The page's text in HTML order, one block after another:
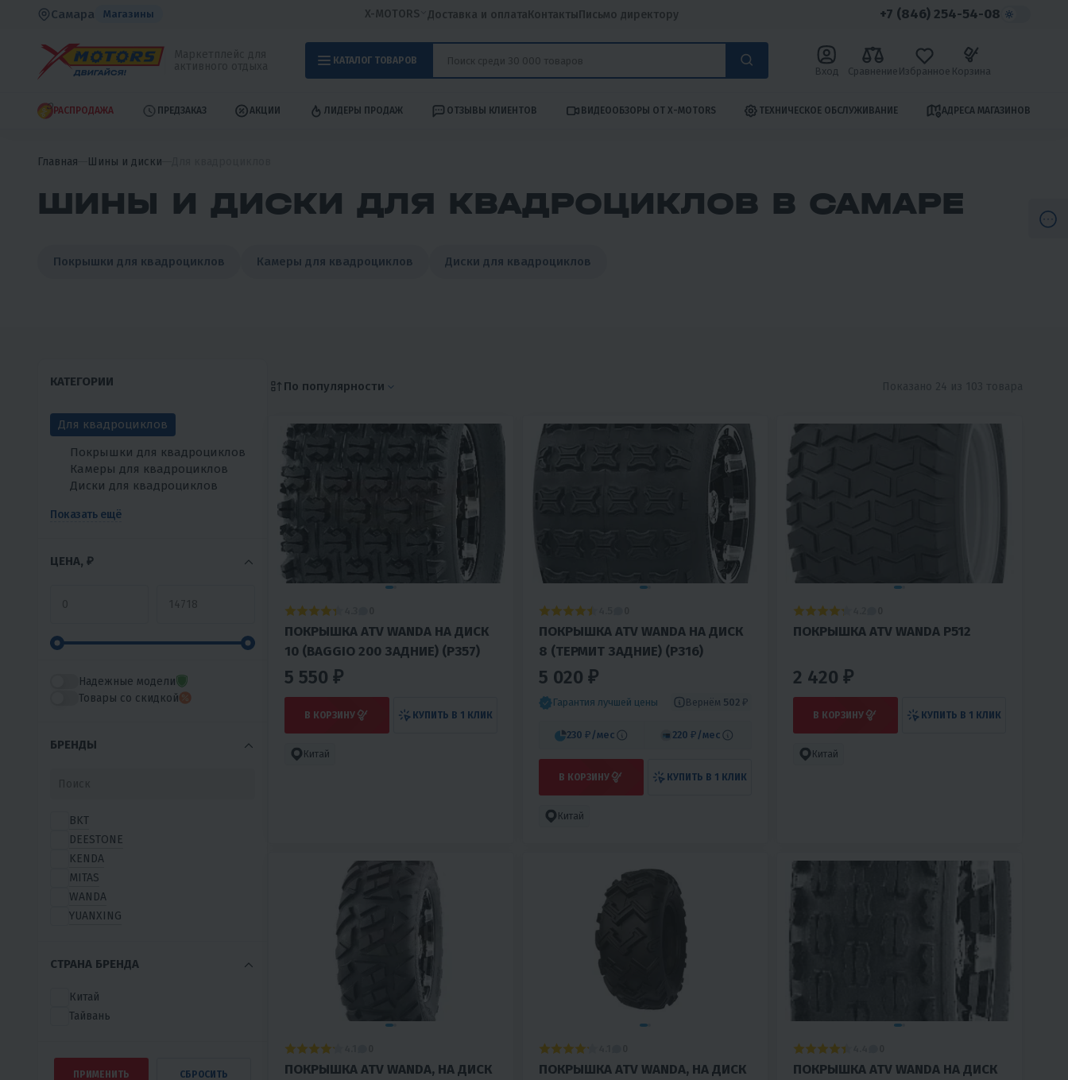
Самара Магазины X-MOTORS Доставка и оплатаКонтактыПисьмо директору +7 (846) 254-54-08
КАТАЛОГ ТОВАРОВ
Вход Сравнение Избранное Корзина
РАСПРОДАЖА ПРЕДЗАКАЗ АКЦИИ ЛИДЕРЫ ПРОДАЖ ОТЗЫВЫ КЛИЕНТОВ ВИДЕООБЗОРЫ ОТ X-MOTORS ТЕХНИЧЕСКОЕ ОБСЛУЖИВАНИЕ АДРЕСА МАГАЗИНОВ
Главная Шины и диски
ШИНЫ И ДИСКИ ДЛЯ КВАДРОЦИКЛОВ В САМАРЕ
Покрышки для квадроциклов Камеры для квадроциклов Диски для квадроциклов
КАТЕГОРИИ
Для квадроциклов
Покрышки для квадроциклов
Камеры для квадроциклов
Диски для квадроциклов
Показать ещё
ЦЕНА, ₽
Надежные модели
Товары со скидкой
БРЕНДЫ
BKT
DEESTONE
KENDA
MITAS
WANDA
YUANXING
СТРАНА БРЕНДА
Китай
Тайвань
По популярности
ПОКРЫШКА ATV WANDA НА ДИСК
10 (BAGGIO 200 ЗАДНИЕ) (Р357)
5 550 ₽
В КОРЗИНУ КУПИТЬ В 1 КЛИК
Китай
ПОКРЫШКА ATV WANDA НА ДИСК
8 (ТЕРМИТ ЗАДНИЕ) (Р316)
5 020 ₽
Гарантия лучшей цены Вернём 502 ₽
230 ₽ /мес 220 ₽ /мес
В КОРЗИНУ КУПИТЬ В 1 КЛИК
Китай
ПОКРЫШКА ATV WANDA Р512
2 420 ₽
В КОРЗИНУ КУПИТЬ В 1 КЛИК
Китай
ПОКРЫШКА ATV WANDA, НА ДИСК
ПОКРЫШКА ATV WANDA, НА ДИСК
ПОКРЫШКА ATV WANDA НА ДИСК